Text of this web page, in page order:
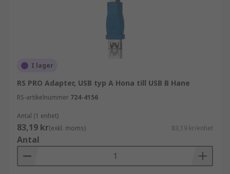
I lager
RS PRO Adapter, USB typ A Hona till USB B Hane
RS-artikelnummer 724-4156
Antal (1 enhet)
83,19 kr(exkl. moms) 83,19 kr/enhet
Antal